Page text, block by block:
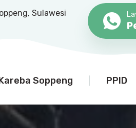
Sulawesi
Soppeng PPID